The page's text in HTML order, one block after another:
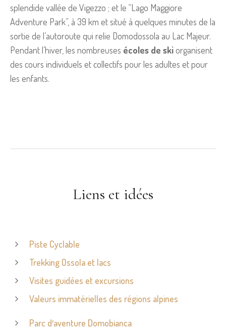
splendide vallée de Vigezzo ; et le “Lago Maggiore
Adventure Park”, à 39 km et situé à quelques minutes de la
sortie de l’autoroute qui relie Domodossola au Lac Majeur.
Pendant l’hiver, les nombreuses écoles de skiorganisent
des cours individuels et collectifs pour les adultes et pour
les enfants.
Liens et idées
Piste Cyclable
Trekking Ossola et lacs
Visites guidées et excursions
Valeurs immatérielles des régions alpines
Parc d′aventure Domobianca